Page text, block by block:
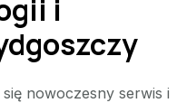
i
nowoczesny serwis i